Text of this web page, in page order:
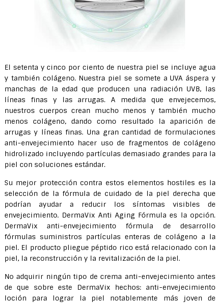
El setenta y cinco por ciento de nuestra piel se incluye agua
y también colágeno. Nuestra piel se somete a UVA áspera y
manchas de la edad que producen una radiación UVB, las
líneas finas y las arrugas. A medida que envejecemos,
nuestros cuerpos crean mucho menos y también mucho
menos colágeno, dando como resultado la aparición de
arrugas y líneas finas. Una gran cantidad de formulaciones
anti-envejecimiento hacer uso de fragmentos de colágeno
hidrolizado incluyendo partículas demasiado grandes para la
piel con soluciones estándar.
Su mejor protección contra estos elementos hostiles es la
selección de la fórmula de cuidado de la piel derecha que
podrían ayudar a reducir los síntomas visibles de
envejecimiento. DermaVix Anti Aging Fórmula es la opción.
DermaVix anti-envejecimiento fórmula de desarrollo
fórmulas suministros partículas enteras de colágeno a la
piel. El producto pliegue péptido rico está relacionado con la
piel, la reconstrucción y la revitalización de la piel.
No adquirir ningún tipo de crema anti-envejecimiento antes
de que sobre este DermaVix hechos: anti-envejecimiento
loción para lograr la piel notablemente más joven de